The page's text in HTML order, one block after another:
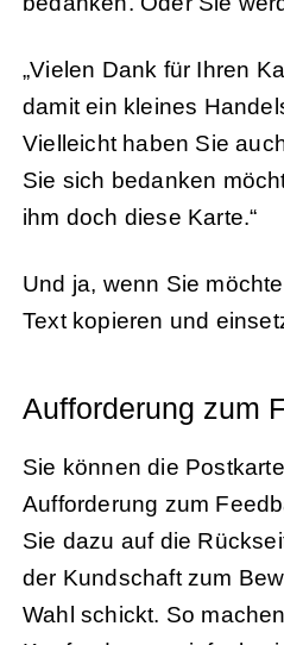
„Vielen Dank für Ihren
damit ein kleines
Vielleicht haben Sie
Sie sich bedanken
ihm doch diese Karte.“
Und ja, wenn Sie
Text kopieren und
Aufforderung zum
Sie können die
Aufforderung zum
Sie dazu auf die
der Kundschaft zum
Wahl schickt. So